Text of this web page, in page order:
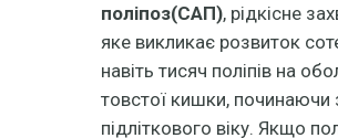
поліпоз(САП), рідкісне
яке викликає розвиток
навіть тисяч поліпів на
товстої кишки, починаючи
підліткового віку. Якщо